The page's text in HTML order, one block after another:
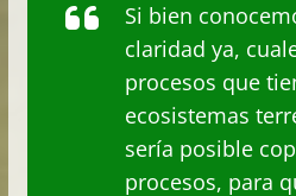
Si bien
claridad ya,
procesos que
ecosistemas
sería posible
procesos, para